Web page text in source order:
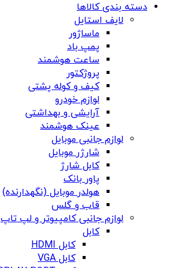
دسته بندی کالاها
لایف استایل
ماساژور
پمپ باد
ساعت هوشمند
پروژکتور
کیف و کوله پشتی
لوازم خودرو
آرایشی و بهداشتی
عینک هوشمند
لوازم جانبی موبایل
شارژر موبایل
کابل شارژ
پاور بانک
هولدر موبایل (نگهدارنده)
قاب و گلس
لوازم جانبی کامپیوتر و لپ تاپ
کابل
کابل HDMI
کابل VGA